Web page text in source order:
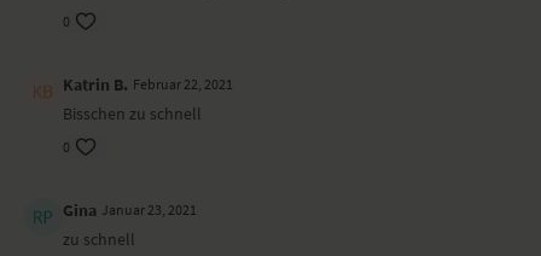
0
Katrin B. Februar 22, 2021
Bisschen zu schnell
0
Gina Januar 23, 2021
zu schnell